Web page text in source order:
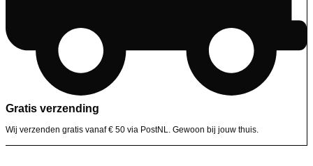
Gratis verzending
Wij verzenden gratis vanaf € 50 via PostNL. Gewoon bij jouw thuis.